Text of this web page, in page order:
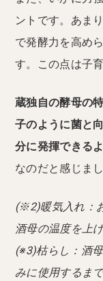
ントです。あま
で発酵力を高め
す。この点は子
蔵独自の酵母の
子のように菌と
分に発揮できる
なのだと感じまし
(※2)暖気入れ：
酒母の温度を上
(※3)枯らし：酒
みに使用するま